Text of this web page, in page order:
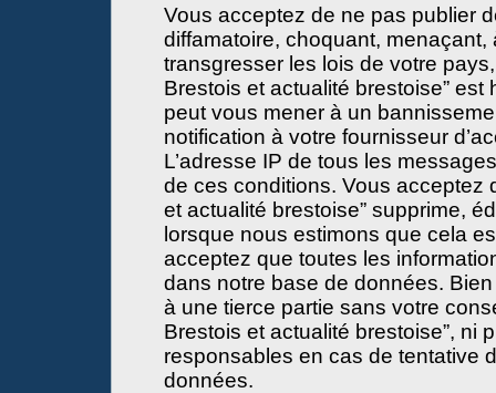
Vous acceptez de ne pas publier
diffamatoire, choquant,
transgresser les lois de votre
Brestois et actualité brestoise”
peut vous mener à un
notification à votre fournisseur
L’adresse IP de tous les
de ces conditions. Vous acceptez
et actualité brestoise” supprime,
lorsque nous estimons que cela
acceptez que toutes les
dans notre base de données.
à une tierce partie sans votre
Brestois et actualité brestoise”, ni
responsables en cas de tentative
données.